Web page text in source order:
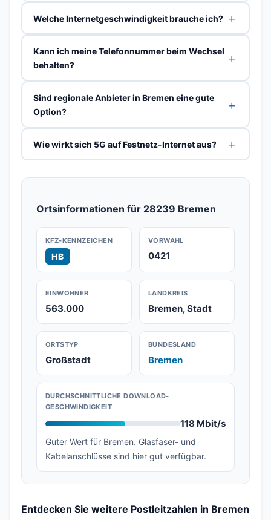
Welche Internetgeschwindigkeit brauche ich?
Kann ich meine Telefonnummer beim Wechsel
behalten?
Sind regionale Anbieter in Bremen eine gute
Option?
Wie wirkt sich 5G auf Festnetz-Internet aus?
Ortsinformationen für 28239 Bremen
KFZ-KENNZEICHEN
HB
VORWAHL
0421
EINWOHNER
563.000
LANDKREIS
Bremen, Stadt
ORTSTYP
Großstadt
BUNDESLAND
Bremen
DURCHSCHNITTLICHE DOWNLOAD-
GESCHWINDIGKEIT
118 Mbit/s
Guter Wert für Bremen. Glasfaser- und
Kabelanschlüsse sind hier gut verfügbar.
Entdecken Sie weitere Postleitzahlen in Bremen